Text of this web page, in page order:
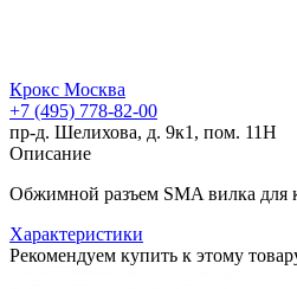
Крокс Москва
+7 (495) 778-82-00
пр-д. Шелихова, д. 9к1, пом. 11Н
Описание
Обжимной разъем SMA вилка для
Характеристики
Рекомендуем купить к этому